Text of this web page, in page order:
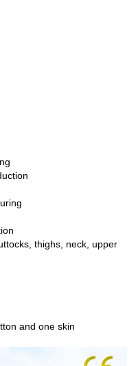
thighs, neck, upper
and one skin